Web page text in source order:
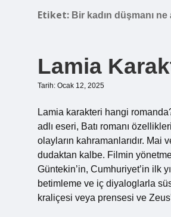
Etiket: Bir kadın düşmanı ne
Lamia
Tarih: Ocak 12, 2025
Lamia karakteri hangi
adlı eseri, Batı romanı
olayların kahramanlarıdır.
dudaktan kalbe. Filmin
Güntekin’in, Cumhuriyet’in ilk
betimleme ve iç diyaloglarla
kraliçesi veya prensesi ve